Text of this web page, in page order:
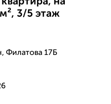
3/5 этаж
Филатова 17Б